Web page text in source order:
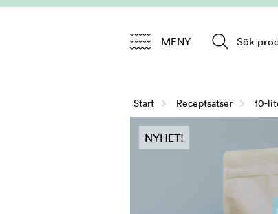
MENY Sök
Start Receptsatser 10-
NYHET!